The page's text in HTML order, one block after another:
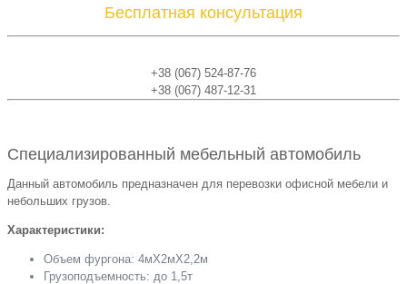
Бесплатная консультация
+38 (067) 524-87-76
+38 (067) 487-12-31
Специализированный мебельный автомобиль
Данный автомобиль предназначен для перевозки офисной мебели и
небольших грузов.
Характеристики:
Объем фургона: 4мХ2мХ2,2м
Грузоподъемность: до 1,5т